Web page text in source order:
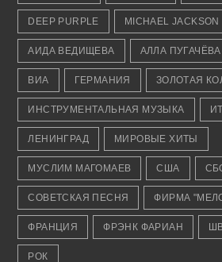
DEEP PURPLE MICHAEL JACKSON
АИДА ВЕДИЩЕВА АЛЛА ПУГАЧЁВА
ВИА ГЕРМАНИЯ ЗОЛОТАЯ
ИНСТРУМЕНТАЛЬНАЯ МУЗЫКА
ЛЕНИНГРАД МИРОВЫЕ ХИТЫ
МУСЛИМ МАГОМАЕВ США
СОВЕТСКАЯ ПЕСНЯ ФИРМА
ФРАНЦИЯ ФРЭНК ФАРИАН
РОК